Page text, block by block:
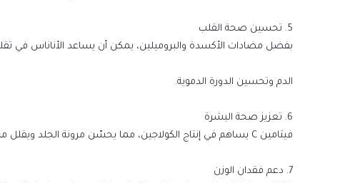
5. تحسين صحة القلب
بفضل مضادات الأكسدة والبروميلين، يمكن أن يساعد الأناناس في
الدم وتحسين الدورة الدموية.
6. تعزيز صحة البشرة
فيتامين C يساهم في إنتاج الكولاجين، مما يحسّن مرونة الجلد ويقلل من التجاعيد.
7. دعم فقدان الوزن